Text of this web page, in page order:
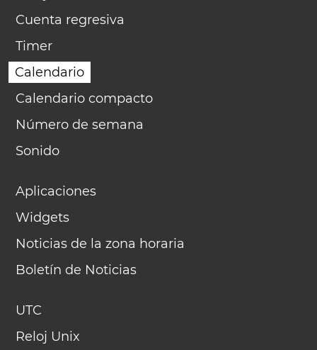
Cuenta regresiva
Timer
Calendario
Calendario compacto
Número de semana
Sonido
Aplicaciones
Widgets
Noticias de la zona horaria
Boletín de Noticias
UTC
Reloj Unix